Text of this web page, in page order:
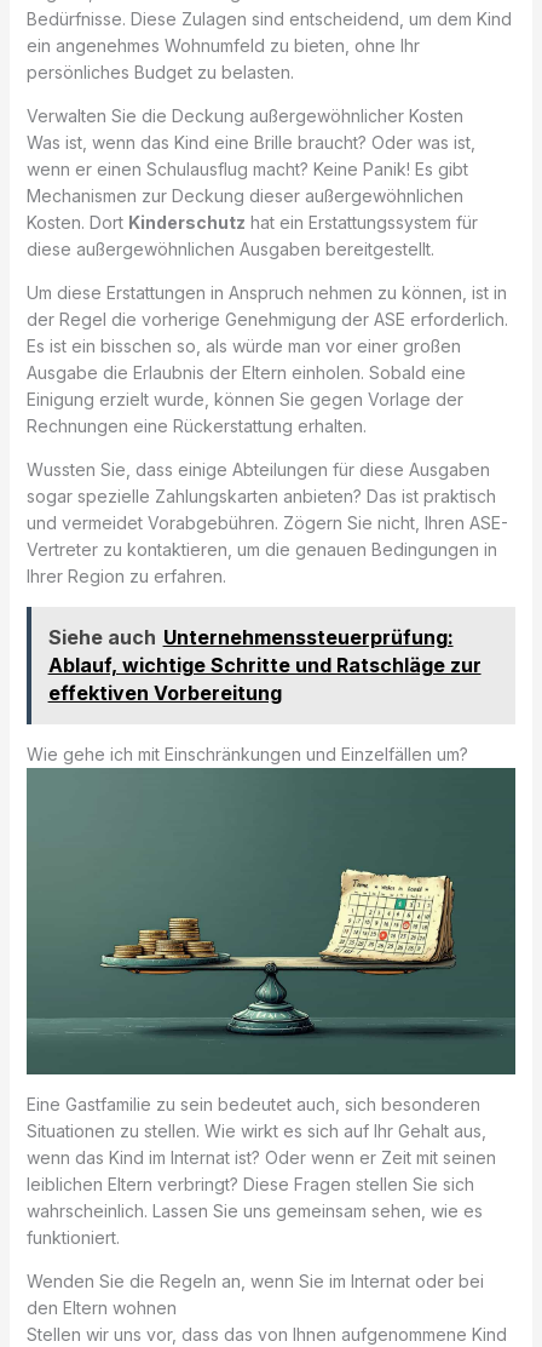
Bedürfnisse. Diese Zulagen sind entscheidend, um dem Kind
ein angenehmes Wohnumfeld zu bieten, ohne Ihr
persönliches Budget zu belasten.
Verwalten Sie die Deckung außergewöhnlicher Kosten
Was ist, wenn das Kind eine Brille braucht? Oder was ist,
wenn er einen Schulausflug macht? Keine Panik! Es gibt
Mechanismen zur Deckung dieser außergewöhnlichen
Kosten. Dort Kinderschutz hat ein Erstattungssystem für
diese außergewöhnlichen Ausgaben bereitgestellt.
Um diese Erstattungen in Anspruch nehmen zu können, ist in
der Regel die vorherige Genehmigung der ASE erforderlich.
Es ist ein bisschen so, als würde man vor einer großen
Ausgabe die Erlaubnis der Eltern einholen. Sobald eine
Einigung erzielt wurde, können Sie gegen Vorlage der
Rechnungen eine Rückerstattung erhalten.
Wussten Sie, dass einige Abteilungen für diese Ausgaben
sogar spezielle Zahlungskarten anbieten? Das ist praktisch
und vermeidet Vorabgebühren. Zögern Sie nicht, Ihren ASE-
Vertreter zu kontaktieren, um die genauen Bedingungen in
Ihrer Region zu erfahren.
Siehe auch Unternehmenssteuerprüfung:
Ablauf, wichtige Schritte und Ratschläge zur
effektiven Vorbereitung
Wie gehe ich mit Einschränkungen und Einzelfällen um?
Eine Gastfamilie zu sein bedeutet auch, sich besonderen
Situationen zu stellen. Wie wirkt es sich auf Ihr Gehalt aus,
wenn das Kind im Internat ist? Oder wenn er Zeit mit seinen
leiblichen Eltern verbringt? Diese Fragen stellen Sie sich
wahrscheinlich. Lassen Sie uns gemeinsam sehen, wie es
funktioniert.
Wenden Sie die Regeln an, wenn Sie im Internat oder bei
den Eltern wohnen
Stellen wir uns vor, dass das von Ihnen aufgenommene Kind